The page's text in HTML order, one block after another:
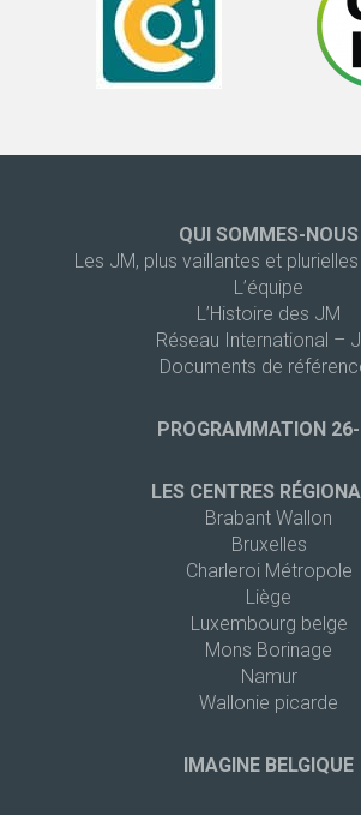
QUI SOMMES-NOUS
Les JM, plus vaillantes et
L’équipe
L’Histoire des JM
Réseau International –
Documents de
PROGRAMMATION
LES CENTRES
Brabant Wallon
Bruxelles
Charleroi Métropole
Liège
Luxembourg belge
Mons Borinage
Namur
Wallonie picarde
IMAGINE BELGIQUE